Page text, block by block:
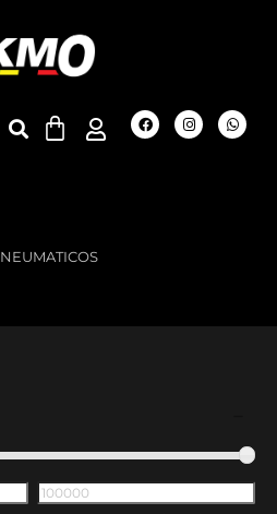
NEUMATICOS